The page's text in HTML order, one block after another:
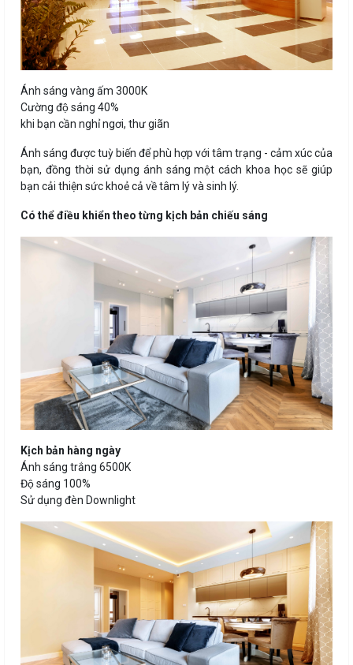
Ánh sáng vàng ấm 3000K
Cường độ sáng 40%
khi bạn cần nghỉ ngơi, thư giãn
Ánh sáng được tuỳ biến để phù hợp với tâm trạng - cảm xúc của
bạn, đồng thời sử dụng ánh sáng một cách khoa học sẽ giúp
bạn cải thiện sức khoẻ cả về tâm lý và sinh lý.
Có thể điều khiển theo từng kịch bản chiếu sáng
Kịch bản hàng ngày
Ánh sáng trắng 6500K
Độ sáng 100%
Sử dụng đèn Downlight